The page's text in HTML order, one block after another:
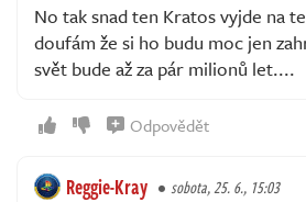
No tak snad ten Kratos vyjde na
doufám že si ho budu moc jen
svět bude až za pár milionů let....
Odpovědět
Reggie-Kray sobota, 25. 6., 15:03